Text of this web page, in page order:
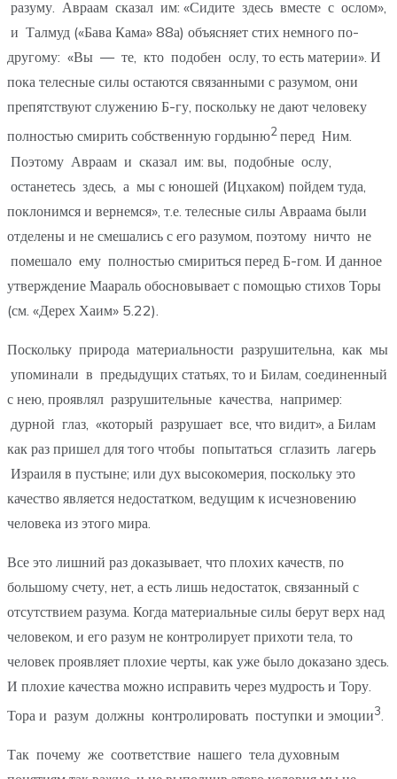
разуму. Авраам сказал им: «Сидите здесь вместе с ослом»,
и Талмуд («Бава Кама» 88а) объясняет стих немного по-
другому: «Вы — те, кто подобен ослу, то есть материи». И
пока телесные силы остаются связанными с разумом, они
препятствуют служению Б-гу, поскольку не дают человеку
полностью смирить собственную гордыню2перед Ним.
Поэтому Авраам и сказал им: вы, подобные ослу,
останетесь здесь, а мы с юношей (Ицхаком) пойдем туда,
поклонимся и вернемся», т.е. телесные силы Авраама были
отделены и не смешались с его разумом, поэтому ничто не
помешало ему полностью смириться перед Б-гом. И данное
утверждение Маараль обосновывает с помощью стихов Торы
(см. «Дерех Хаим» 5.22).
Поскольку природа материальности разрушительна, как мы
упоминали в предыдущих статьях, то и Билам, соединенный
с нею, проявлял разрушительные качества, например:
дурной глаз, «который разрушает все, что видит», а Билам
как раз пришел для того чтобы попытаться сглазить лагерь
Израиля в пустыне; или дух высокомерия, поскольку это
качество является недостатком, ведущим к исчезновению
человека из этого мира.
Все это лишний раз доказывает, что плохих качеств, по
большому счету, нет, а есть лишь недостаток, связанный с
отсутствием разума. Когда материальные силы берут верх над
человеком, и его разум не контролирует прихоти тела, то
человек проявляет плохие черты, как уже было доказано здесь.
И плохие качества можно исправить через мудрость и Тору.
Тора и разум должны контролировать поступки и эмоции3.
Так почему же соответствие нашего тела духовным